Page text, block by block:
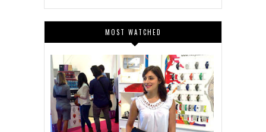
MOST WATCHED